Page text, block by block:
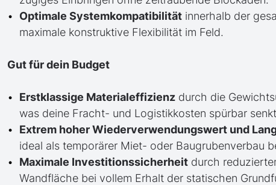
Optimale Systemkompatibilität innerhalb der
maximale konstruktive Flexibilität im Feld.
Gut für dein Budget
Erstklassige Materialeffizienz durch die
was deine Fracht- und Logistikkosten spürbar
Extrem hoher Wiederverwendungswert und
ideal als temporärer Miet- oder Baugrubenverbau
Maximale Investitionssicherheit durch
Wandfläche bei vollem Erhalt der statischen